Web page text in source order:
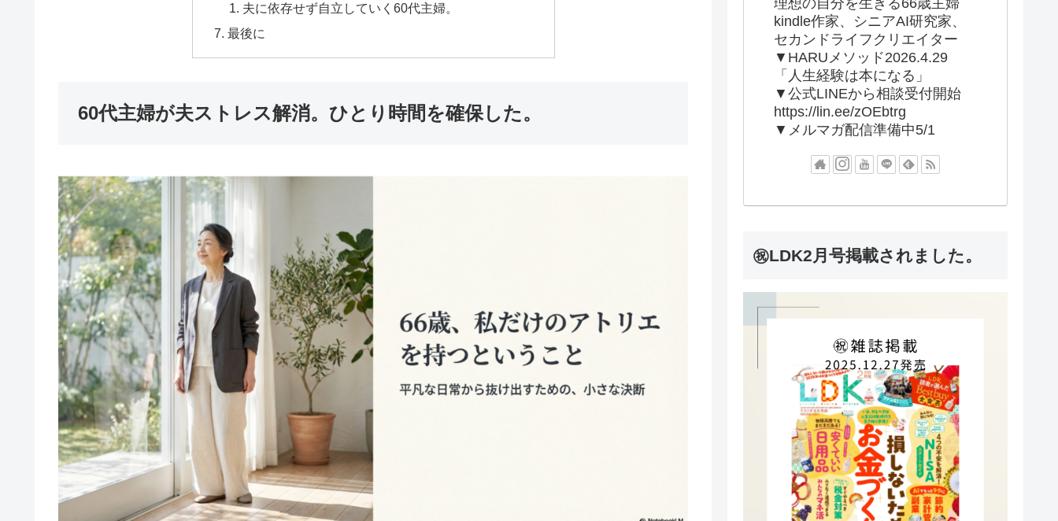
夫に依存せず自立していく60代主婦。
最後に
60代主婦が夫ストレス解消。ひとり時間を確保した。
kindle作家、シニアAI研究家、
セカンドライフクリエイター
▼HARUメソッド2026.4.29
「人生経験は本になる」
▼公式LINEから相談受付開始
https://lin.ee/zOEbtrg
▼メルマガ配信準備中5/1
㊗LDK2月号掲載されました。